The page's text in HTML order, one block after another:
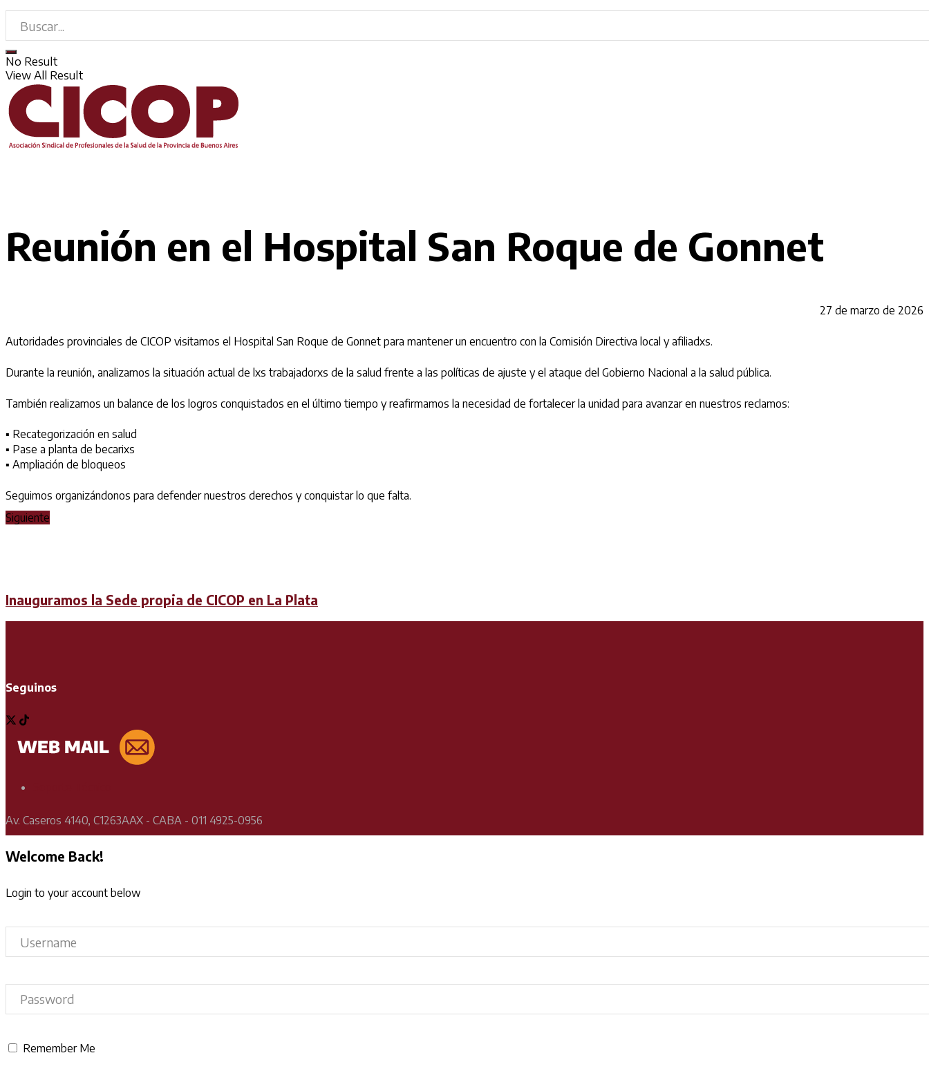
No Result
View All Result
Reunión en el Hospital San Roque de Gonnet
27 de marzo de 2026
Autoridades provinciales de CICOP visitamos el Hospital San Roque de Gonnet para mantener un encuentro con la Comisión Directiva local y afiliadxs.
Durante la reunión, analizamos la situación actual de lxs trabajadorxs de la salud frente a las políticas de ajuste y el ataque del Gobierno Nacional a la salud pública.
También realizamos un balance de los logros conquistados en el último tiempo y reafirmamos la necesidad de fortalecer la unidad para avanzar en nuestros reclamos:
▪ Recategorización en salud
▪ Pase a planta de becarixs
▪ Ampliación de bloqueos
Seguimos organizándonos para defender nuestros derechos y conquistar lo que falta.
Siguiente
Inauguramos la Sede propia de CICOP en La Plata
Seguinos
Av. Caseros 4140, C1263AAX - CABA - 011 4925-0956
Welcome Back!
Login to your account below
Remember Me